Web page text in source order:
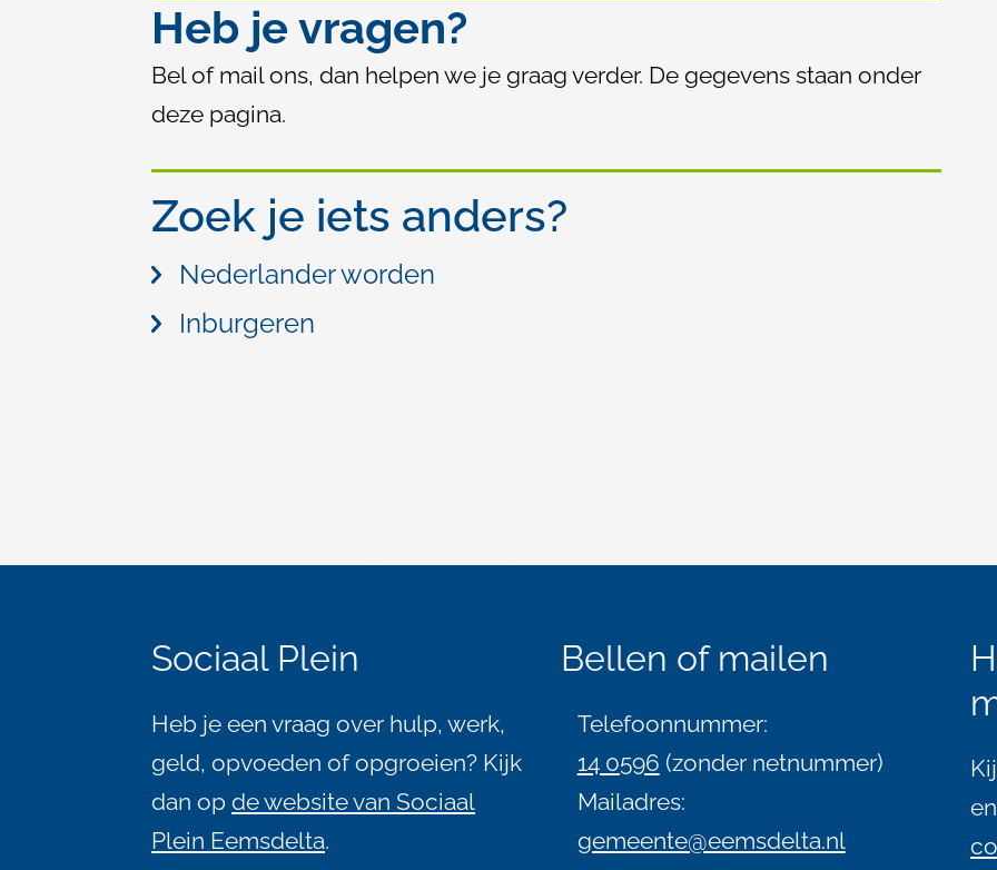
Heb je vragen?
Bel of mail ons, dan helpen we je graag verder. De gegevens staan onder
deze pagina.
Zoek je iets anders?
Nederlander worden
Inburgeren
Sociaal Plein
Heb je een vraag over hulp, werk,
geld, opvoeden of opgroeien? Kijk
dan op de website van Sociaal
Plein Eemsdelta.
Bellen of mailen
Telefoonnummer:
14 0596 (zonder netnummer)
Mailadres:
gemeente@eemsdelta.nl